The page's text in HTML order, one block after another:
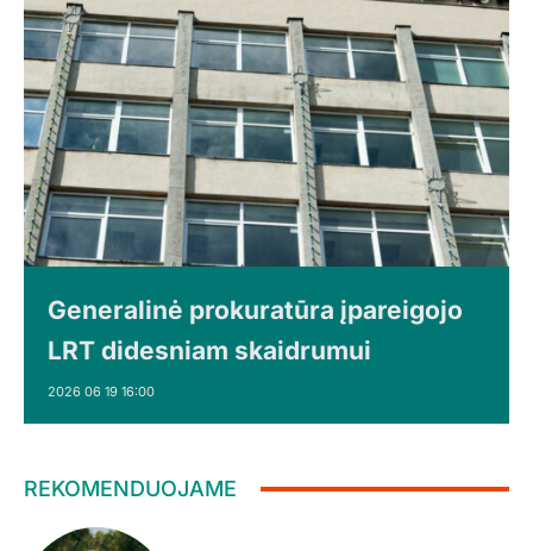
Generalinė prokuratūra įpareigojo
LRT didesniam skaidrumui
2026 06 19 16:00
REKOMENDUOJAME